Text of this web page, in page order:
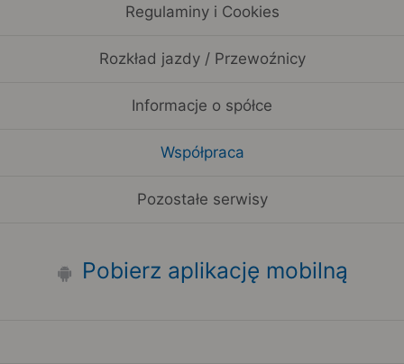
Regulaminy i Cookies
Rozkład jazdy / Przewoźnicy
Informacje o spółce
Współpraca
Pozostałe serwisy
Pobierz aplikację mobilną